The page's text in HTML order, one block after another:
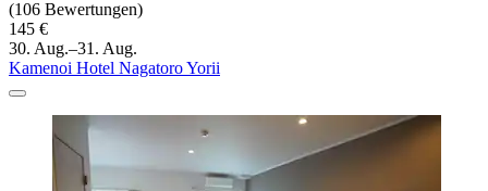
(106 Bewertungen)
145 €
30. Aug.–31. Aug.
Kamenoi Hotel Nagatoro Yorii